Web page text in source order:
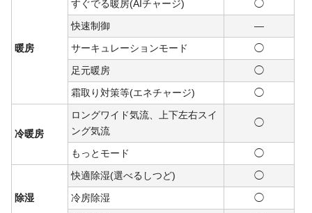
暖房
すぐでる暖房(AIチャージ)
◯
快速制御
―
サーキュレーションモード
◯
足元暖房
◯
霜取り対策等(エネチャージ)
◯
冷暖房
ロングワイド気流、上下左右スイ
ング気流
◯
もっとモード ◯
除湿
快適除湿(選べるしつど)
◯
冷房除湿
◯